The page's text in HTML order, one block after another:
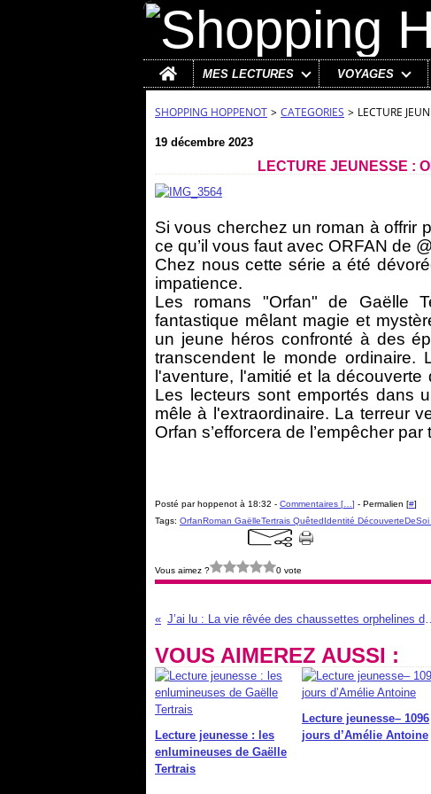
Home
MES LECTURES VOYAGES
SHOPPING HOPPENOT > CATEGORIES > LECTURE
19 décembre 2023
LECTURE JEUNESSE :
Si vous cherchez un roman à offrir
ce qu’il vous faut avec ORFAN de
Chez nous cette série a été
impatience.
Les romans "Orfan" de Gaëlle
fantastique mêlant magie et
un jeune héros confronté à des
transcendent le monde ordinaire.
l'aventure, l'amitié et la
Les lecteurs sont emportés dans
mêle à l'extraordinaire. La terreur
Orfan s’efforcera de l’empêcher
Posté par hoppenot à 18:32 - Commentaires [ ] - Permalien [#]
Tags: OrfanRoman GaëlleTertrais QuêtedIdentité DécouverteDeSoi
Vous aimez ? 0 vote
J’ai lu : La vie rêvée
VOUS AIMEREZ AUSSI :
Lecture jeunesse : les
enlumineuses de Gaëlle
Tertrais
Lecture jeunesse– 1096
jours d’Amélie Antoine